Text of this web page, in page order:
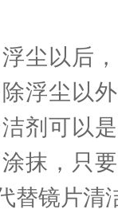
以后，
浮尘以
剂可以
抹，只
替镜片清